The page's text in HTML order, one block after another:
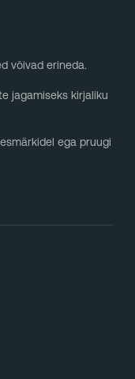
võivad erineda.
jagamiseks kirjaliku
ega pruugi